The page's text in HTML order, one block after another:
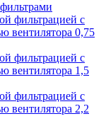
фильтрацией с
вентилятора 0,75
фильтрацией с
вентилятора 1,5
фильтрацией с
вентилятора 2,2